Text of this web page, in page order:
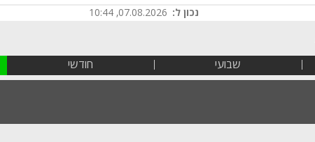
נכון ל: 07.08.2026, 10:44
שבועי חודשי